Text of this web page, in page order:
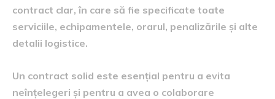
contract clar, în care să fie specificate toate
serviciile, echipamentele, orarul, penalizările și alte
detalii logistice.
Un contract solid este esențial pentru a evita
neînțelegeri și pentru a avea o colaborare